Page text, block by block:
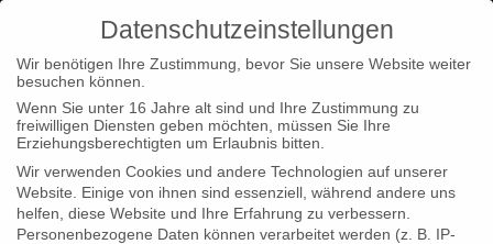
Home Startseite
Christian Beetz in Hong Kong und auf der
IDFA
Datenschutzeinstellungen
Wir benötigen Ihre Zustimmung, bevor Sie unsere Website weiter
besuchen können.
Wenn Sie unter 16 Jahre alt sind und Ihre Zustimmung zu
freiwilligen Diensten geben möchten, müssen Sie Ihre
Erziehungsberechtigten um Erlaubnis bitten.
Wir verwenden Cookies und andere Technologien auf unserer
Website. Einige von ihnen sind essenziell, während andere uns
helfen, diese Website und Ihre Erfahrung zu verbessern.
Personenbezogene Daten können verarbeitet werden (z. B. IP-